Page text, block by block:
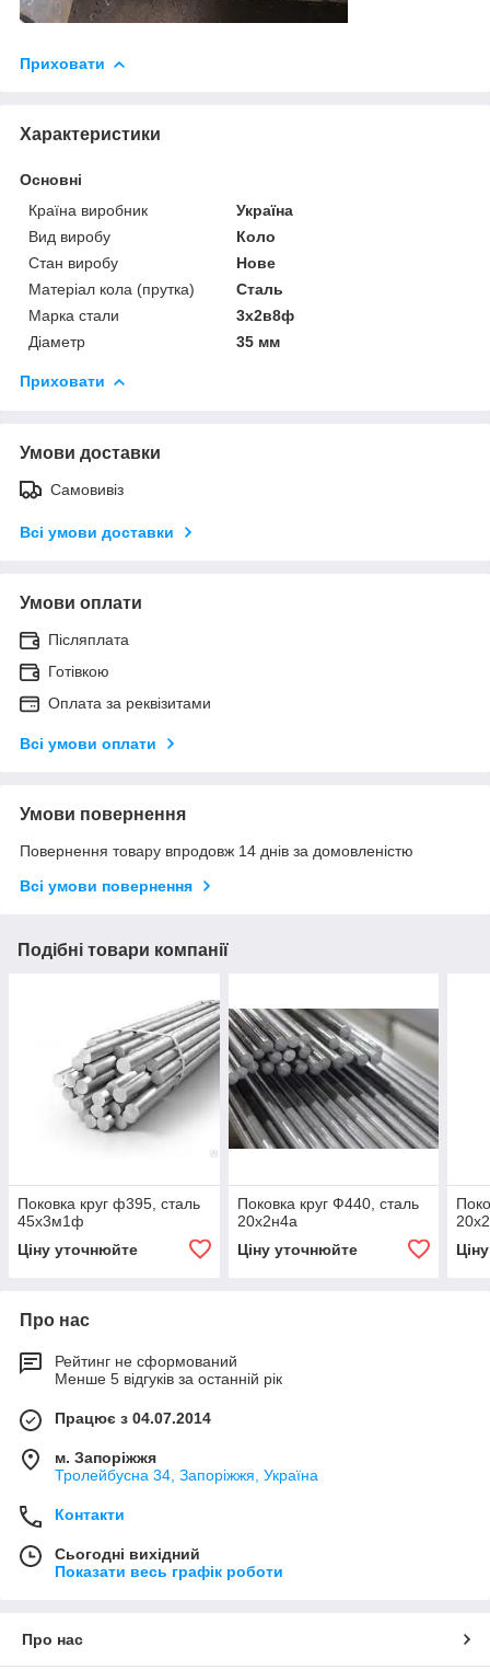
Приховати
Характеристики
Основні
Країна виробник
Україна
Вид виробу
Коло
Стан виробу
Нове
Матеріал кола (прутка)
Сталь
Марка стали
3х2в8ф
Діаметр
35 мм
Приховати
Умови доставки
Самовивіз
Всі умови доставки
Умови оплати
Післяплата
Готівкою
Оплата за реквізитами
Всі умови оплати
Умови повернення
Повернення товару впродовж 14 днів за домовленістю
Всі умови повернення
Подібні товари компанії
Поковка круг ф395, сталь
45х3м1ф
Ціну уточнюйте
Поковка круг Ф440, сталь
20х2н4а
Ціну уточнюйте
Про нас
Рейтинг не сформований
Менше 5 відгуків за останній рік
Працює з 04.07.2014
м. Запоріжжя
Тролейбусна 34, Запоріжжя, Україна
Контакти
Сьогодні вихідний
Показати весь графік роботи
Про нас